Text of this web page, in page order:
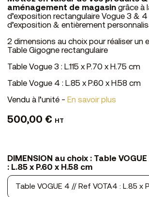
aménagement de magasin grâce à
d’exposition rectangulaire Vogue 3 & 4
d’exposition & entièrement
2 dimensions au choix pour réaliser un
Table Gigogne rectangulaire
Table Vogue 3 : L.115 x P.70 x H.75 cm
Table Vogue 4 : L.85 x P.60 x H.58 cm
Vendu à l’unité - En savoir plus
500,00 € HT
DIMENSION au choix : Table
: L.85 x P.60 x H.58 cm